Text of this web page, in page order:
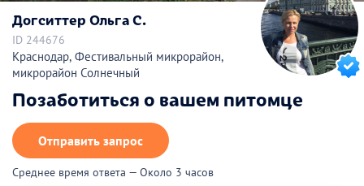
Догситтер Ольга С.
ID 244676
Краснодар, Фестивальный микрорайон,
микрорайон Солнечный
Позаботиться о вашем питомце
Отправить запрос
Среднее время ответа — Около 3 часов